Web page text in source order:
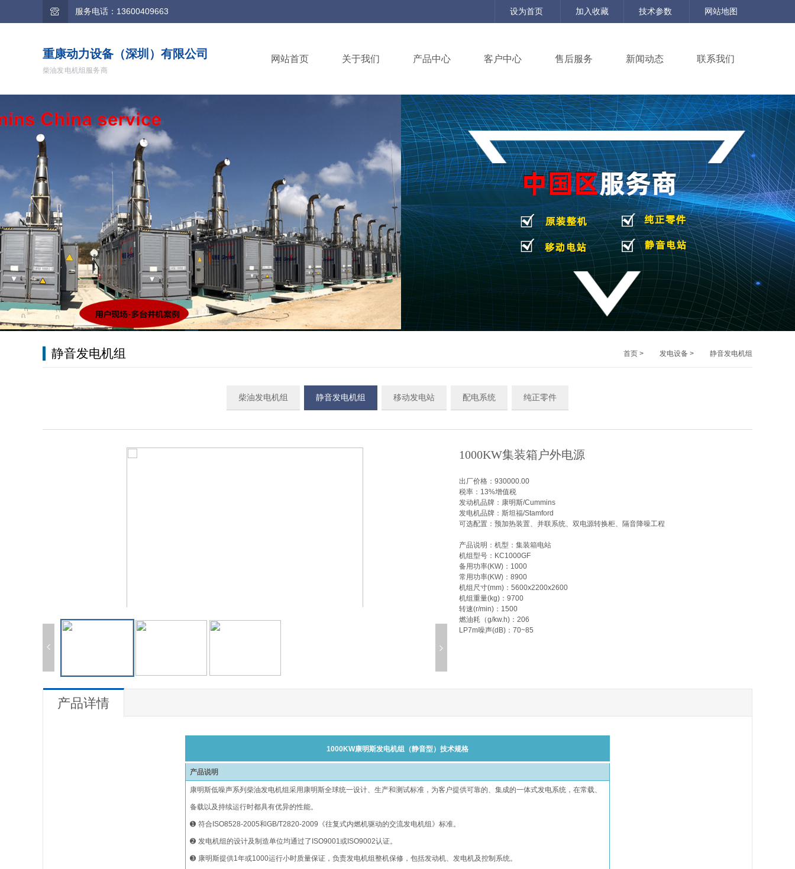
服务电话：13600409663 技术参数 网站地图
设为首页 加入收藏
重康动力设备（深圳）有限公司
柴油发电机组服务商
网站首页 关于我们 产品中心 客户中心 售后服务 新闻动态 联系我们
首页 > 发电设备 > 静音发电机组
静音发电机组
柴油发电机组 静音发电机组 移动发电站 配电系统 纯正零件
1000KW集装箱户外电源
出厂价格： 930000.00
税率： 13%增值税
发动机品牌： 康明斯/Cummins
发电机品牌： 斯坦福/Stamford
可选配置： 预加热装置、并联系统、双电源转换柜、隔音降噪工程
产品说明： 机型：集装箱电站
机组型号：KC1000GF
备用功率(KW)：1000
常用功率(KW)：8900
机组尺寸(mm)：5600x2200x2600
机组重量(kg)：9700
转速(r/min)：1500
燃油耗（g/kw.h)：206
LP7m噪声(dB)：70~85
产品详情
1000KW康明斯发电机组（静音型）技术规格
产品说明
康明斯低噪声系列柴油发电机组采用康明斯全球统一设计、生产和测试标准，为客户提供可靠的、集成的一体式发电系统，在常载、
备载以及持续运行时都具有优异的性能。
➊ 符合ISO8528-2005和GB/T2820-2009《往复式内燃机驱动的交流发电机组》标准。
➋ 发电机组的设计及制造单位均通过了ISO9001或ISO9002认证。
➌ 康明斯提供1年或1000运行小时质量保证，负责发电机组整机保修，包括发动机、发电机及控制系统。